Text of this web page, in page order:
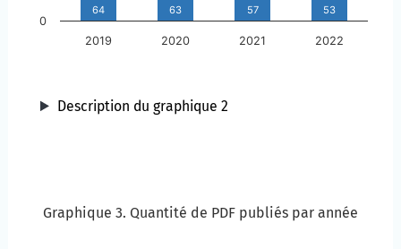
64 63 57 53
2019 2020 2021 2022
0
Description du graphique 2
Graphique 3. Quantité de PDF publiés par année
Graphique 3. Quantité de PDF publiés par année